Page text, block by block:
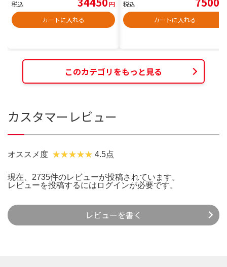
税込
円
カートに入れる
税込
カートに入れる
このカテゴリをもっと見る
カスタマーレビュー
オススメ度 4.5点
現在、2735件のレビューが投稿されています。
レビューを投稿するには ログインが必要です。
レビューを書く